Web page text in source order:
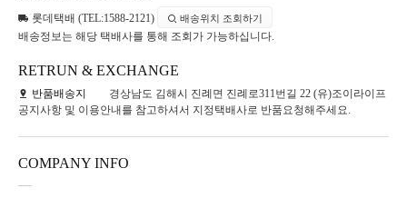
롯데택배 (TEL:1588-2121) 배송위치 조회하기
배송정보는 해당 택배사를 통해 조회가 가능하십니다.
RETRUN & EXCHANGE
반품배송지
경상남도 김해시 진례면 진례로311번길 22 (유)조이라이프
공지사항 및 이용안내를 참고하셔서 지정택배사로 반품요청해주세요.
COMPANY INFO